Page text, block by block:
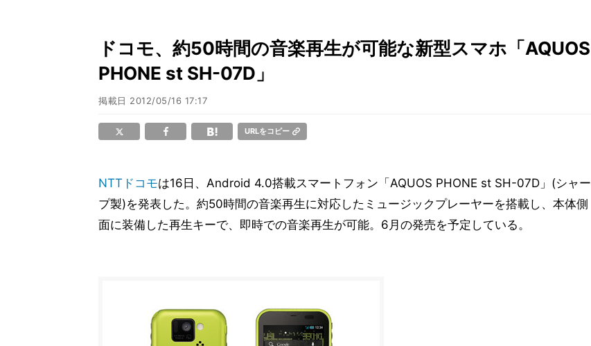
ドコモ、約50時間の音楽再生が可能な新型スマホ「AQUOS
PHONE st SH-07D」
掲載日 2012/05/16 17:17
URLをコピー
NTTドコモは16日、Android 4.0搭載スマートフォン「AQUOS PHONE st SH-07D」(シャー
プ製)を発表した。約50時間の音楽再生に対応したミュージックプレーヤーを搭載し、本体側
面に装備した再生キーで、即時での音楽再生が可能。6月の発売を予定している。